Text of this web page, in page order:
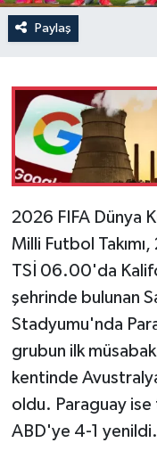
Paylaş
2026 FIFA Dünya
Milli Futbol
TSİ 06.00'da
şehrinde bulunan
Stadyumu'nda
grubun ilk
kentinde
oldu. Paraguay ise
ABD'ye 4-1 yenildi.
Sağlık
Sürmanşet
Teknoloji
Yaşam